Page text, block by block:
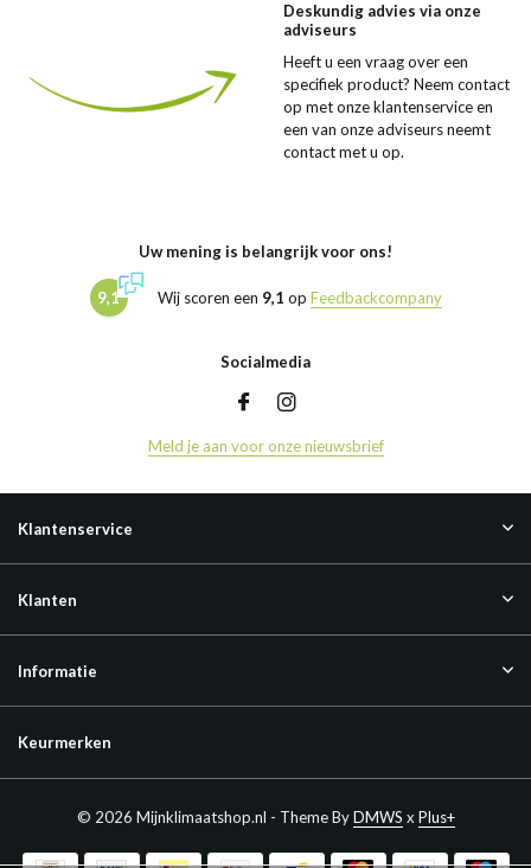
Deskundig advies via onze
adviseurs
Heeft u een vraag over een
specifiek product? Neem contact
op met onze klantenservice en
een van onze adviseurs neemt
contact met u op.
Uw mening is belangrijk voor ons!
9,1 Wij scoren een 9,1 op Feedbackcompany
Socialmedia
Meld je aan voor onze nieuwsbrief
Klantenservice
Klanten
Informatie
Keurmerken
© 2026 Mijnklimaatshop.nl - Theme ByDMWS x Plus+